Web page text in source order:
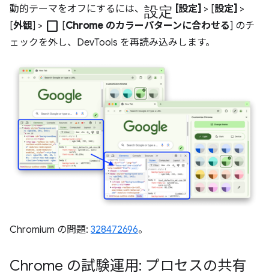
動的テーマをオフにするには、 設定 [設定] > [設定] >
[外観] > check_box_outline_blank [Chrome のカラーパターンに合わせる] のチ
ェックを外し、DevTools を再読み込みします。
Chromium の問題: 328472696。
Chrome の試験運用: プロセスの共有